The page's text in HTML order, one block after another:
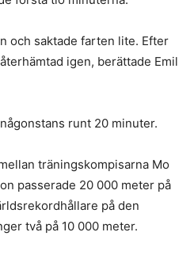
och saktade farten lite. Efter
igen, berättade Emil
runt 20 minuter.
träningskompisarna Mo
passerade 20 000 meter på
på den
två på 10 000 meter.